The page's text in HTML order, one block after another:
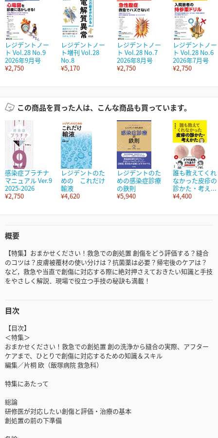
レジデントノー
ト Vol.28 No.9
2026年9月号
¥2,750
レジデントノー
ト増刊 Vol.28
No.8
¥5,170
レジデントノー
ト Vol.28 No.7
2026年8月号
¥2,750
レジデントノー
ト Vol.28 No.6
2026年7月号
¥2,750
この商品を買った人は、こんな商品も買っています。
感染症プラチナ
マニュアル Ver.9
2025-2026
¥2,750
レジデントのた
めの これだけ
輸液
¥4,620
レジデントのた
めの感染症診療
の鉄則
¥5,940
誰も教えてくれ
なかった皮疹の
診かた・考え...
¥4,400
概要
【特集】おまかせください！救急での創処置 創傷をどう評価する？縫合
のコツは？皮膚被覆材の使い分けは？抗菌薬は必要？帰宅後のケアは？
など，救急や当直で創傷に対応する際に絶対押さえておきたい知識と手技
をやさしく解説．現場で役立つ手技の秘訣も満載！
目次
【目次】
＜特集＞
おまかせください！救急での創処置 創の洗浄から縫合の実際、アフター
ケアまで、ひとりで創傷に対応するための知識＆スキル
編集／片桐 欧（飯塚病院 救急科）
特集にあたって
総論
研修医が対応したい創傷と評価・治療の基本
創処置の前の下準備